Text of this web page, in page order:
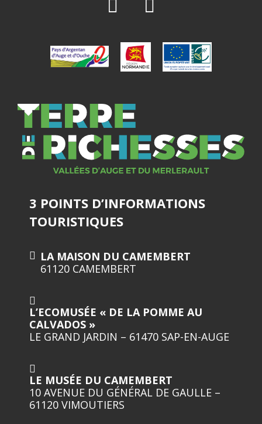
3 POINTS D’INFORMATIONS
TOURISTIQUES
LA MAISON DU CAMEMBERT
61120 CAMEMBERT
L’ECOMUSÉE « DE LA POMME AU
CALVADOS »
LE GRAND JARDIN – 61470 SAP-EN-AUGE
LE MUSÉE DU CAMEMBERT
10 AVENUE DU GÉNÉRAL DE GAULLE –
61120 VIMOUTIERS